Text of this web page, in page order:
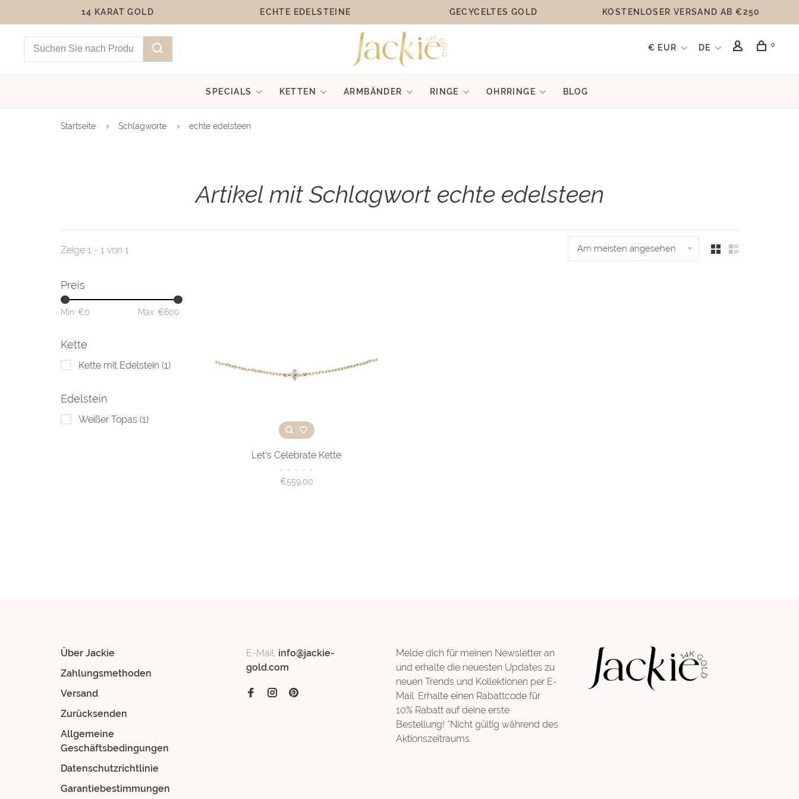
14 KARAT GOLD ECHTE EDELSTEINE GECYCELTES GOLD KOSTENLOSER VERSAND AB €250
€ EUR DE 0
SPECIALS KETTEN ARMBÄNDER RINGE OHRRINGE BLOG
Startseite Schlagworte echte edelsteen
Artikel mit Schlagwort echte edelsteen
Zeige 1 - 1 von 1 Am meisten angesehen
Preis
Min: €0 Max: €600
Kette
Kette mit Edelstein (1)
Edelstein
Weißer Topas (1)
Let's Celebrate Kette
• • • • •
€559,00
Über Jackie
Zahlungsmethoden
Versand
Zurücksenden
Allgemeine
Geschäftsbedingungen
Datenschutzrichtlinie
Garantiebestimmungen
E-Mail: info@jackie-
gold.com
Melde dich für meinen Newsletter an
und erhalte die neuesten Updates zu
neuen Trends und Kollektionen per E-
Mail. Erhalte einen Rabattcode für
10% Rabatt auf deine erste
Bestellung! *Nicht gültig während des
Aktionszeitraums.